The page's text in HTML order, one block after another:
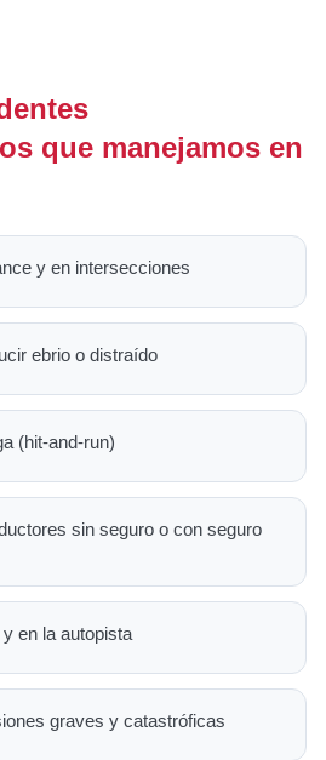
que manejamos en
y en intersecciones
ebrio o distraído
(hit-and-run)
sin seguro o con seguro
en la autopista
graves y catastróficas